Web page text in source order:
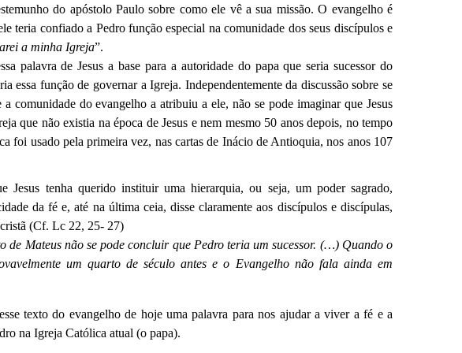
do apóstolo Paulo sobre como ele vê a sua missão. O evangelho é
teria confiado a Pedro função especial na comunidade dos seus discípulos e
a minha Igreja”.
palavra de Jesus a base para a autoridade do papa que seria sucessor do
essa função de governar a Igreja. Independentemente da discussão sobre se
comunidade do evangelho a atribuiu a ele, não se pode imaginar que Jesus
que não existia na época de Jesus e nem mesmo 50 anos depois, no tempo
foi usado pela primeira vez, nas cartas de Inácio de Antioquia, nos anos 107
Jesus tenha querido instituir uma hierarquia, ou seja, um poder sagrado,
da fé e, até na última ceia, disse claramente aos discípulos e discípulas,
(Cf. Lc 22, 25- 27)
de Mateus não se pode concluir que Pedro teria um sucessor. (…) Quando o
um quarto de século antes e o Evangelho não fala ainda em
texto do evangelho de hoje uma palavra para nos ajudar a viver a fé e a
na Igreja Católica atual (o papa).